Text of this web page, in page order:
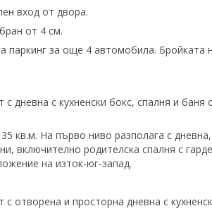
вход от двора.
от 4 см.
паркинг за още 4 автомобила. Бройката
дневна с кухненски бокс, спалня и
кв.м. На първо ниво разполага с
включително родителска спалня с
на изток-юг-запад.
отворена и просторна дневна с